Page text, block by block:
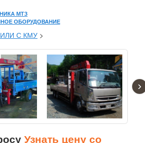
МТЗ
ОБОРУДОВАНИЕ
С КМУ >
›
Узнать цену со